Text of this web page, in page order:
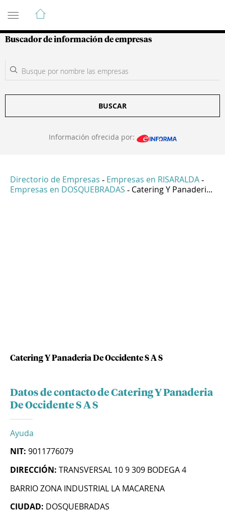
Guía de Empresas Colombianas
Buscador de información de empresas
BUSCAR
Información ofrecida por:
Directorio de Empresas - Empresas en RISARALDA -
Empresas en DOSQUEBRADAS - Catering Y Panaderi...
Catering Y Panaderia De Occidente S A S
Datos de contacto de Catering Y Panaderia
De Occidente S A S
Ayuda
NIT: 9011776079
DIRECCIÓN: TRANSVERSAL 10 9 309 BODEGA 4
BARRIO ZONA INDUSTRIAL LA MACARENA
CIUDAD: DOSQUEBRADAS